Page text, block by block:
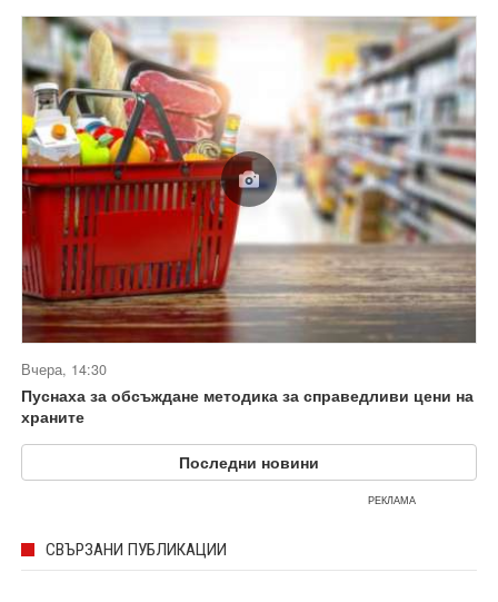
Вчера, 14:30
Пуснаха за обсъждане методика за справедливи цени на
храните
Последни новини
РЕКЛАМА
СВЪРЗАНИ ПУБЛИКАЦИИ